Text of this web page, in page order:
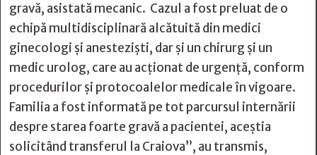
gravă, asistată mecanic. Cazul a fost preluat de o
echipă multidisciplinară alcătuită din medici
ginecologi şi anestezişti, dar şi un chirurg şi un
medic urolog, care au acţionat de urgenţă, conform
procedurilor şi protocoalelor medicale în vigoare.
Familia a fost informată pe tot parcursul internării
despre starea foarte gravă a pacientei, aceştia
solicitând transferul la Craiova”, au transmis,